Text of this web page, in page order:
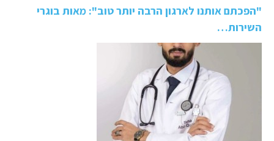
"הפכתם אותנו לארגון הרבה יותר טוב": מאות בוגרי
השירות…